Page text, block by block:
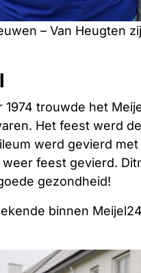
– Van Heugten
1974 trouwde het
Het feest werd
werd gevierd
feest gevierd.
gezondheid!
binnen